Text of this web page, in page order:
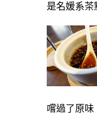
是名媛系茶
嚐過了原